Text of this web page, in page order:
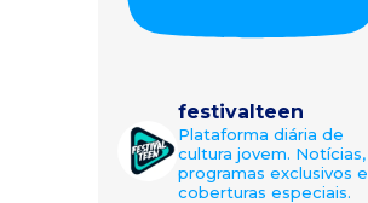
festivalteen
Plataforma diária de
cultura jovem. Notícias,
programas exclusivos e
coberturas especiais.